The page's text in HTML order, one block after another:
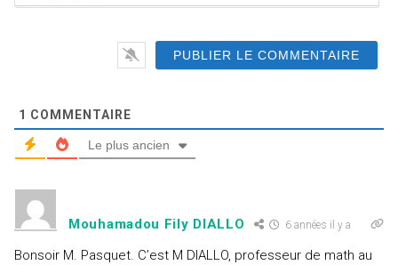
*t
1 COMMENTAIRE
Le plus ancien
Mouhamadou Fily DIALLO 6 années il y a
Bonsoir M. Pasquet. C’est M DIALLO, professeur de math au